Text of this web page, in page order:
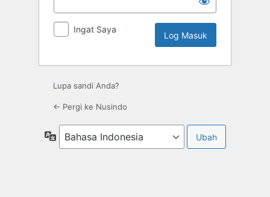
Ingat Saya
Lupa sandi Anda?
← Pergi ke Nusindo
Bahasa